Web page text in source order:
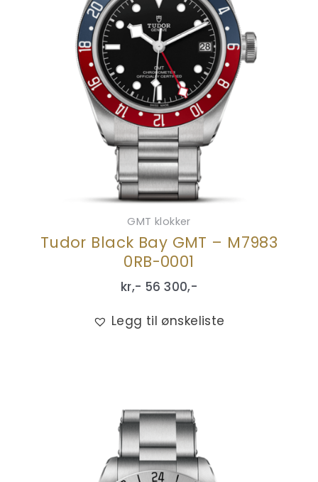
GMT klokker
Tudor Black Bay GMT – M7983
0RB-0001
kr,- 56 300,-
Legg til ønskeliste